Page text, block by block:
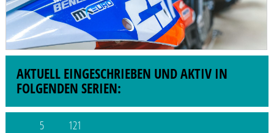
AKTUELL EINGESCHRIEBEN UND AKTIV IN
FOLGENDEN SERIEN:
5 121